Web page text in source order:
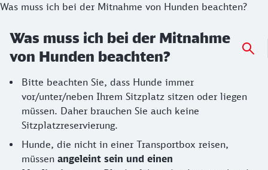
Was muss ich bei der Mitnahme von Hunden beachten?
Was muss ich bei der Mitnahme
von Hunden beachten?
Bitte beachten Sie, dass Hunde immer
vor/unter/neben Ihrem Sitzplatz sitzen oder liegen
müssen. Daher brauchen Sie auch keine
Sitzplatzreservierung.
Hunde, die nicht in einer Transportbox reisen,
müssen angeleint sein und einen